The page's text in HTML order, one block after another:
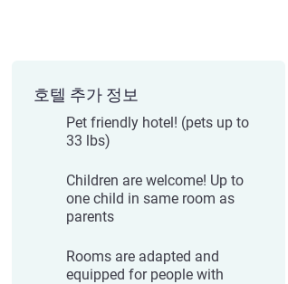
호텔 추가 정보
Pet friendly hotel! (pets up to
33 lbs)
Children are welcome! Up to
one child in same room as
parents
Rooms are adapted and
equipped for people with